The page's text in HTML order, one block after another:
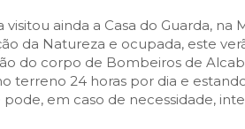
ainda a Casa do Guarda, na
da Natureza e ocupada, este
do corpo de Bombeiros de
terreno 24 horas por dia e
em caso de necessidade,